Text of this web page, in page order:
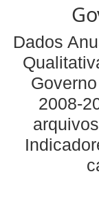
Dados
2008-